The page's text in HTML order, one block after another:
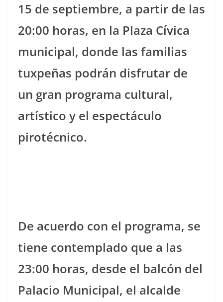
15 de septiembre, a partir de las
20:00 horas, en la Plaza Cívica
municipal, donde las familias
tuxpeñas podrán disfrutar de
un gran programa cultural,
artístico y el espectáculo
pirotécnico.
De acuerdo con el programa, se
tiene contemplado que a las
23:00 horas, desde el balcón del
Palacio Municipal, el alcalde